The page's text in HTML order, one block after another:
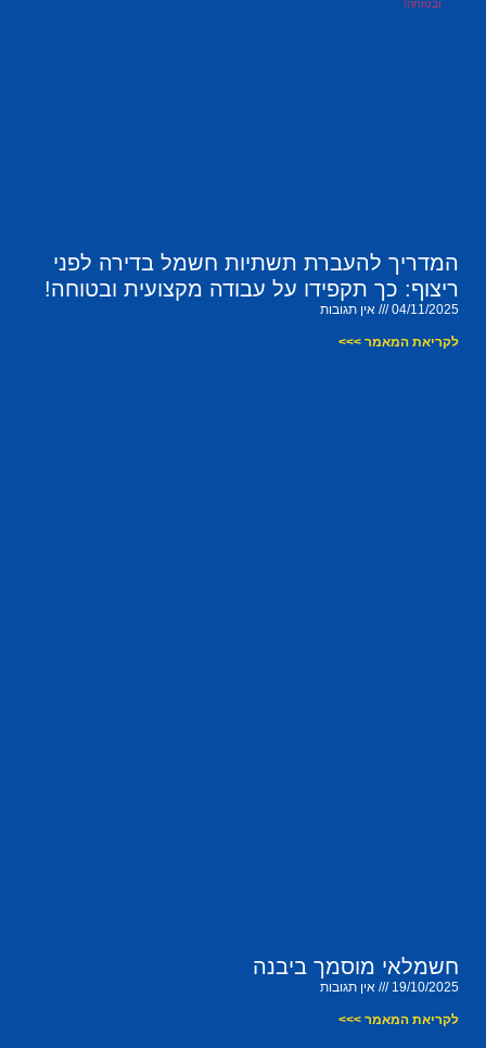
המדריך להעברת תשתיות חשמל בדירה לפני
ריצוף: כך תקפידו על עבודה מקצועית ובטוחה!
04/11/2025 אין תגובות
לקריאת המאמר >>>
חשמלאי מוסמך ביבנה
19/10/2025 אין תגובות
לקריאת המאמר >>>